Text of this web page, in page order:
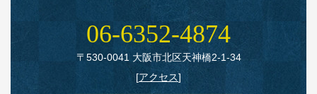
06‑6352‑4874
〒530‑0041 大阪市北区天神橋2‑1‑34
[アクセス]